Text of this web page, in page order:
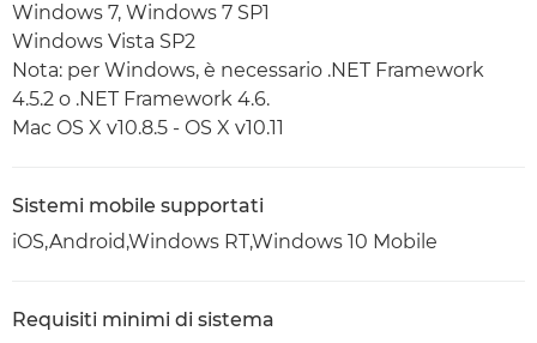
Windows 7, Windows 7 SP1
Windows Vista SP2
Nota: per Windows, è necessario .NET Framework
4.5.2 o .NET Framework 4.6.
Mac OS X v10.8.5 - OS X v10.11
Sistemi mobile supportati
iOS,Android,Windows RT,Windows 10 Mobile
Requisiti minimi di sistema